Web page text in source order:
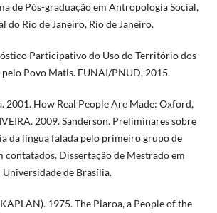
de Pós-graduação em Antropologia Social,
do Rio de Janeiro, Rio de Janeiro.
Participativo do Uso do Território dos
pelo Povo Matis. FUNAI/PNUD, 2015.
2001. How Real People Are Made: Oxford,
2009. Sanderson. Preliminares sobre
da língua falada pelo primeiro grupo de
contatados. Dissertação de Mestrado em
de Brasília.
1975. The Piaroa, a People of the